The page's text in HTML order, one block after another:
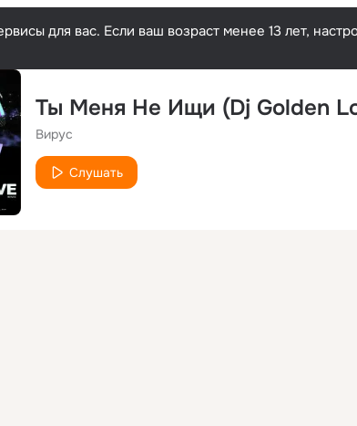
для вас. Если ваш возраст менее 13 лет,
Ты Меня Не Ищи (Dj Golden
Вирус
Слушать